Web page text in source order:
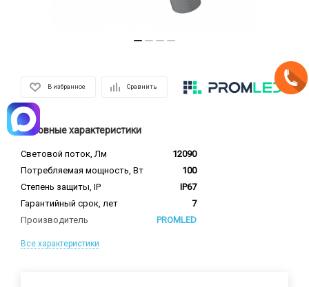
В избранное Сравнить
Основные характеристики
Световой поток, Лм
12090
Потребляемая мощность, Вт
100
Степень защиты, IP
IP67
Гарантийный срок, лет
7
Производитель
PROMLED
Все характеристики